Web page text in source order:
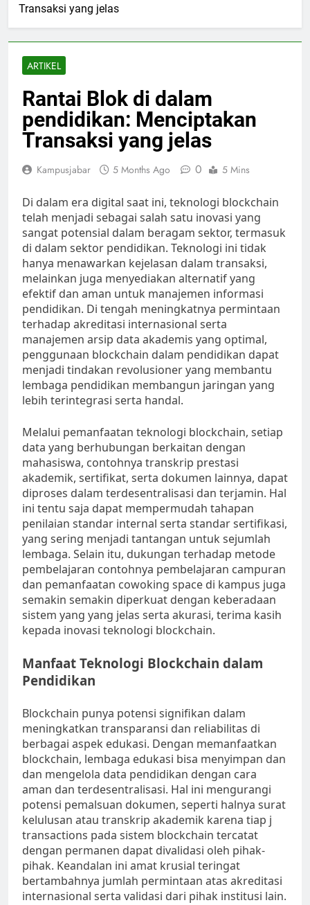
Transaksi yang jelas
ARTIKEL
Rantai Blok di dalam
pendidikan: Menciptakan
Transaksi yang jelas
Kampusjabar 5 Months Ago 0 5 Mins
Di dalam era digital saat ini, teknologi blockchain
telah menjadi sebagai salah satu inovasi yang
sangat potensial dalam beragam sektor, termasuk
di dalam sektor pendidikan. Teknologi ini tidak
hanya menawarkan kejelasan dalam transaksi,
melainkan juga menyediakan alternatif yang
efektif dan aman untuk manajemen informasi
pendidikan. Di tengah meningkatnya permintaan
terhadap akreditasi internasional serta
manajemen arsip data akademis yang optimal,
penggunaan blockchain dalam pendidikan dapat
menjadi tindakan revolusioner yang membantu
lembaga pendidikan membangun jaringan yang
lebih terintegrasi serta handal.
Melalui pemanfaatan teknologi blockchain, setiap
data yang berhubungan berkaitan dengan
mahasiswa, contohnya transkrip prestasi
akademik, sertifikat, serta dokumen lainnya, dapat
diproses dalam terdesentralisasi dan terjamin. Hal
ini tentu saja dapat mempermudah tahapan
penilaian standar internal serta standar sertifikasi,
yang sering menjadi tantangan untuk sejumlah
lembaga. Selain itu, dukungan terhadap metode
pembelajaran contohnya pembelajaran campuran
dan pemanfaatan cowoking space di kampus juga
semakin semakin diperkuat dengan keberadaan
sistem yang yang jelas serta akurasi, terima kasih
kepada inovasi teknologi blockchain.
Manfaat Teknologi Blockchain dalam
Pendidikan
Blockchain punya potensi signifikan dalam
meningkatkan transparansi dan reliabilitas di
berbagai aspek edukasi. Dengan memanfaatkan
blockchain, lembaga edukasi bisa menyimpan dan
dan mengelola data pendidikan dengan cara
aman dan terdesentralisasi. Hal ini mengurangi
potensi pemalsuan dokumen, seperti halnya surat
kelulusan atau transkrip akademik karena tiap j
transactions pada sistem blockchain tercatat
dengan permanen dapat divalidasi oleh pihak-
pihak. Keandalan ini amat krusial teringat
bertambahnya jumlah permintaan atas akreditasi
internasional serta validasi dari pihak institusi lain.